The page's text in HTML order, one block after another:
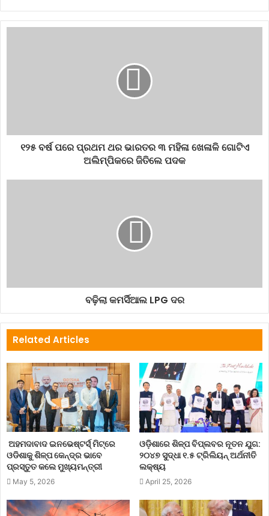
ମାସରେ କରୋନା ମହାମାରୀ ପାଇଁ ଅନେକ ରାଜ୍ୟରେ ପୂର୍ଣ୍ଣ ଏବଂ ଆଂଶିକ
ଲକଡାଉନ୍‌ ଲାଗୁ ହୋଇଥିଲା । ଲକଡାଉନ୍‌ ଲାଗୁ ହେବା ସ​‌େ​‌ତ୍ତ୍ବ ଜିଏସ୍‌ଟି
ବ୍ୟବସ୍ଥାର ପୁନରୁଦ୍ଧାର ଦୃତ ଗତିରେ ଜାରି ରହିଛି ।
୧୨୫ ବର୍ଷ ପରେ ପ୍ରଥମ ଥର ଭାରତର ୩ ମହିଳା ଖେଳାଳି ଗୋଟିଏ
ଅଲିମ୍ପିକରେ ଜିତିଲେ ପଦକ
ବଢ଼ିଲା କମର୍ସିଆଲ LPG ଦର
Related Articles
ଅହମଦାବାଦ ଇନଭେଷ୍ଟର୍ସ୍ ମିଟ୍‌ରେ
ଓଡିଶାକୁ ଶିଳ୍ପ କେନ୍ଦ୍ର ଭାବେ
ପ୍ରସ୍ତୁତ କଲେ ମୁଖ୍ୟମନ୍ତ୍ରୀ
May 5, 2026
ଓଡ଼ିଶାରେ ଶିଳ୍ପ ବିପ୍ଲବର ନୂତନ ଯୁଗ:
୨୦୪୭ ସୁଦ୍ଧା ୧.୫ ଟ୍ରିଲିୟନ୍ ଅର୍ଥନୀତି
ଲକ୍ଷ୍ୟ
April 25, 2026